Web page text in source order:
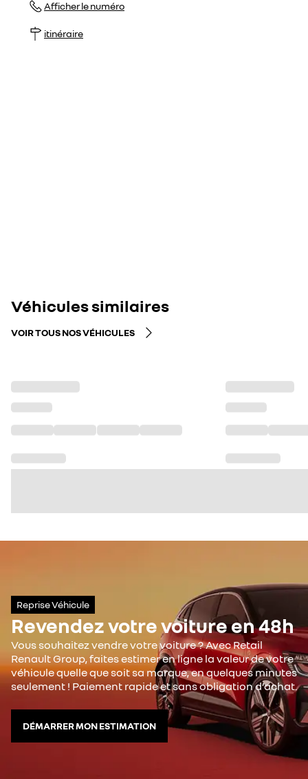
Afficher le numéro
itinéraire
Véhicules similaires
VOIR TOUS NOS VÉHICULES
Reprise Véhicule
Revendez votre voiture en 48h
Vous souhaitez vendre votre voiture ? Avec Retail
Renault Group, faites estimer en ligne la valeur de votre
véhicule quelle que soit sa marque, en quelques minutes
seulement ! Paiement rapide et sans obligation d’achat.
DÉMARRER MON ESTIMATION